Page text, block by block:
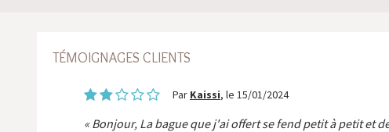
TÉMOIGNAGES CLIENTS
Par Kaissi, le 15/01/2024
Bonjour, La bague que j'ai offert se fend petit à petit et